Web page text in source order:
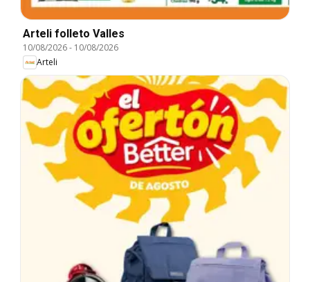
Arteli folleto Valles
10/08/2026- 10/08/2026
Arteli